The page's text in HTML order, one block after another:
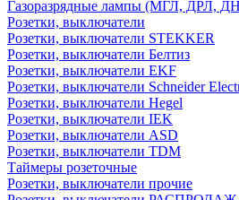
Газоразрядные лампы (МГЛ, ДРЛ,
Розетки, выключатели
Розетки, выключатели STEKKER
Розетки, выключатели Белтиз
Розетки, выключатели EKF
Розетки, выключатели Schneider
Розетки, выключатели Hegel
Розетки, выключатели IEK
Розетки, выключатели ASD
Розетки, выключатели TDM
Таймеры розеточные
Розетки, выключатели прочие